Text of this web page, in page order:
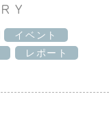
イベント
レポート